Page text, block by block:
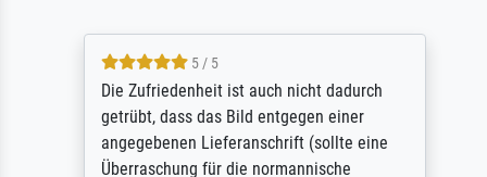
5 / 5
Die Zufriedenheit ist auch nicht dadurch
getrübt, dass das Bild entgegen einer
angegebenen Lieferanschrift (sollte eine
Überraschung für die normannische